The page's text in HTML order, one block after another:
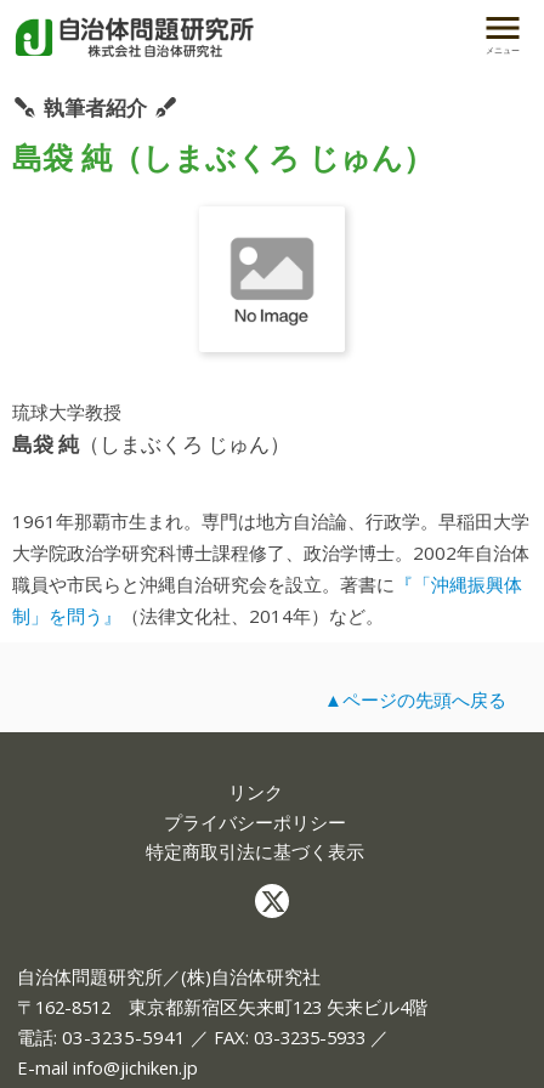
メニュー
執筆者紹介
島袋 純（しまぶくろ じゅん）
琉球大学教授
島袋 純（しまぶくろ じゅん）
1961年那覇市生まれ。専門は地方自治論、行政学。早稲田大学
大学院政治学研究科博士課程修了、政治学博士。2002年自治体
職員や市民らと沖縄自治研究会を設立。著書に 『「沖縄振興体
制」を問う』
（法律文化社、2014年）など。
▲ページの先頭へ戻る
リンク
プライバシーポリシー
特定商取引法に基づく表示
自治体問題研究所／(株)自治体研究社
〒162-8512 東京都新宿区矢来町123 矢来ビル4階
電話: 03-3235-5941 ／ FAX: 03-3235-5933 ／
E-mail info@jichiken.jp